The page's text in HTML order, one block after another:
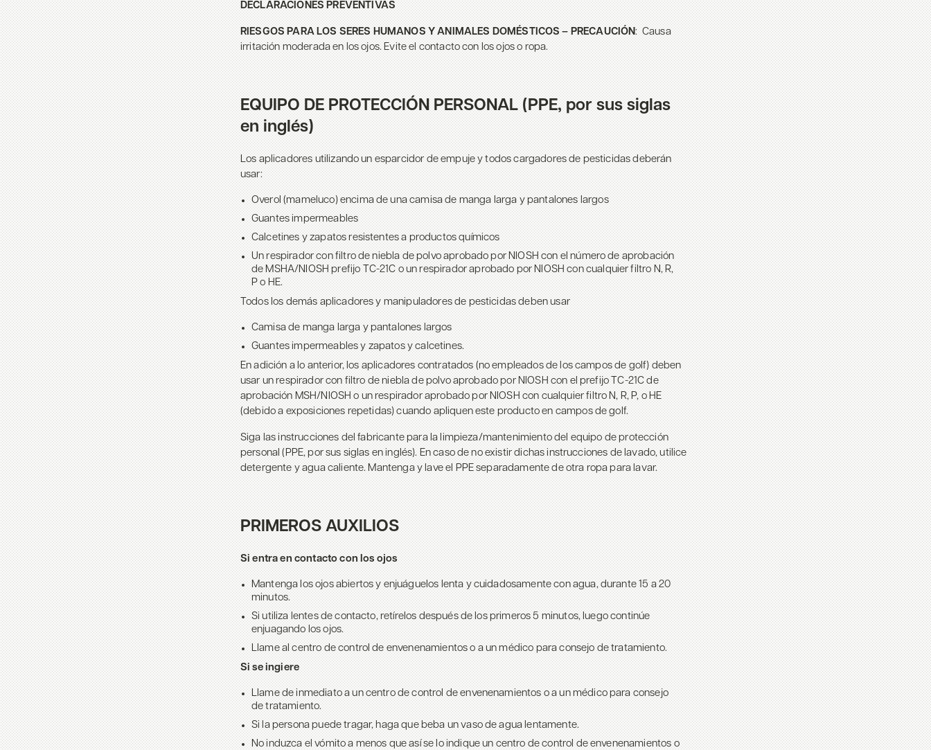
DECLARACIONES PREVENTIVAS
RIESGOS PARA LOS SERES HUMANOS Y ANIMALES DOMÉSTICOS – PRECAUCIÓN: Causa
irritación moderada en los ojos. Evite el contacto con los ojos o ropa.
EQUIPO DE PROTECCIÓN PERSONAL (PPE, por sus siglas
en inglés)
Los aplicadores utilizando un esparcidor de empuje y todos cargadores de pesticidas deberán
usar:
Overol (mameluco) encima de una camisa de manga larga y pantalones largos
Guantes impermeables
Calcetines y zapatos resistentes a productos químicos
Un respirador con filtro de niebla de polvo aprobado por NIOSH con el número de aprobación
de MSHA/NIOSH prefijo TC-21C o un respirador aprobado por NIOSH con cualquier filtro N, R,
P o HE.
Todos los demás aplicadores y manipuladores de pesticidas deben usar
Camisa de manga larga y pantalones largos
Guantes impermeables y zapatos y calcetines.
En adición a lo anterior, los aplicadores contratados (no empleados de los campos de golf) deben
usar un respirador con filtro de niebla de polvo aprobado por NIOSH con el prefijo TC-21C de
aprobación MSH/NIOSH o un respirador aprobado por NIOSH con cualquier filtro N, R, P, o HE
(debido a exposiciones repetidas) cuando apliquen este producto en campos de golf.
Siga las instrucciones del fabricante para la limpieza/mantenimiento del equipo de protección
personal (PPE, por sus siglas en inglés). En caso de no existir dichas instrucciones de lavado, utilice
detergente y agua caliente. Mantenga y lave el PPE separadamente de otra ropa para lavar.
PRIMEROS AUXILIOS
Si entra en contacto con los ojos
Mantenga los ojos abiertos y enjuáguelos lenta y cuidadosamente con agua, durante 15 a 20
minutos.
Si utiliza lentes de contacto, retírelos después de los primeros 5 minutos, luego continúe
enjuagando los ojos.
Llame al centro de control de envenenamientos o a un médico para consejo de tratamiento.
Si se ingiere
Llame de inmediato a un centro de control de envenenamientos o a un médico para consejo
de tratamiento.
Si la persona puede tragar, haga que beba un vaso de agua lentamente.
No induzca el vómito a menos que así se lo indique un centro de control de envenenamientos o